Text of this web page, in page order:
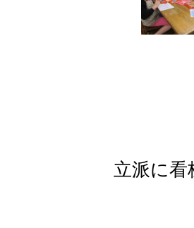
立派に看